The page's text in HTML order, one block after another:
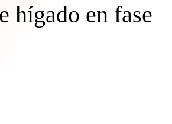
hígado en fase